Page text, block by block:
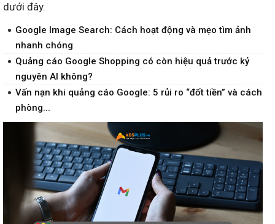
dưới đây.
Google Image Search: Cách hoạt động và mẹo tìm ảnh
nhanh chóng
Quảng cáo Google Shopping có còn hiệu quả trước kỷ
nguyên AI không?
Vấn nạn khi quảng cáo Google: 5 rủi ro “đốt tiền” và cách
phòng...